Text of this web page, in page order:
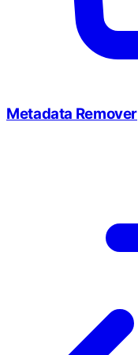
Metadata Remover